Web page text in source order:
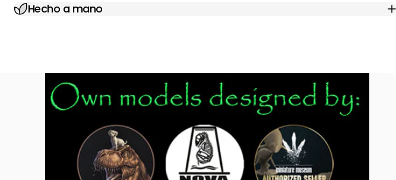
Hecho a mano